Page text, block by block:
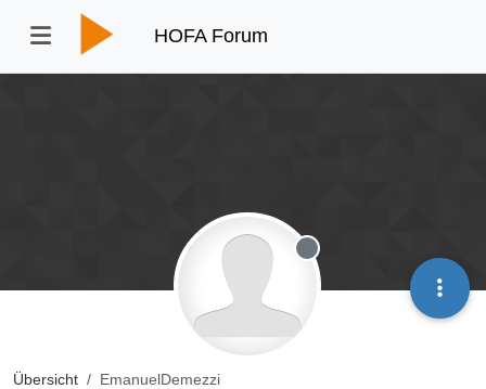
HOFA Forum
Übersicht EmanuelDemezzi
Offline